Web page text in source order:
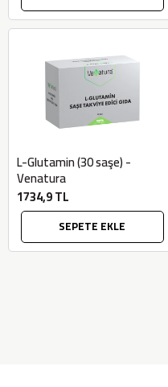
L-Glutamin (30 saşe) -
Venatura
1734,9 TL
SEPETE EKLE